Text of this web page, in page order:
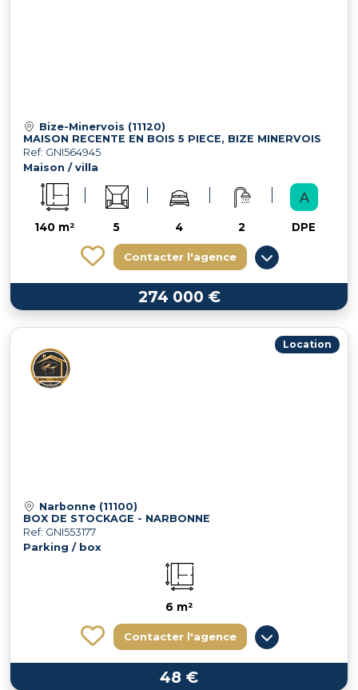
Bize-Minervois (11120)
MAISON RECENTE EN BOIS 5 PIECE, BIZE MINERVOIS
Ref: GNI564945
Maison / villa
140 m² 5 4 2 DPE
Contacter l'agence
274 000 €
Location
Narbonne (11100)
BOX DE STOCKAGE - NARBONNE
Ref: GNI553177
Parking / box
6 m²
Contacter l'agence
48 €